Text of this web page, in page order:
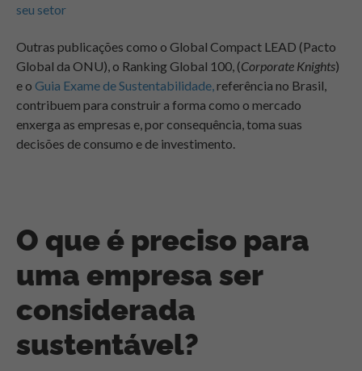
seu setor
Outras publicações como o Global Compact LEAD (Pacto
Global da ONU), o Ranking Global 100, (Corporate Knights)
e o Guia Exame de Sustentabilidade,referência no Brasil,
contribuem para construir a forma como o mercado
enxerga as empresas e, por consequência, toma suas
decisões de consumo e de investimento.
O que é preciso para
uma empresa ser
considerada
sustentável?